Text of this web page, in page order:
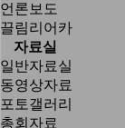
언론보도
끌림리어카
자료실
일반자료실
동영상자료
포토갤러리
총회자료